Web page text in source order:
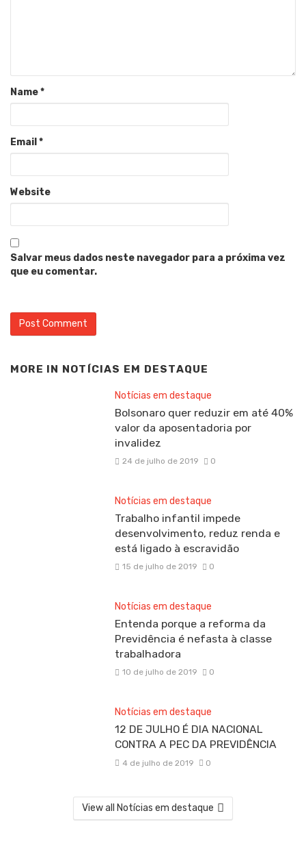
Name*
Email *
Website
Salvar meus dados neste navegador para a próxima vez
que eu comentar.
MORE IN NOTÍCIAS EM DESTAQUE
Notícias em destaque
Bolsonaro quer reduzir em até 40%
valor da aposentadoria por
invalidez
24 de julho de 2019 0
Notícias em destaque
Trabalho infantil impede
desenvolvimento, reduz renda e
está ligado à escravidão
15 de julho de 2019 0
Notícias em destaque
Entenda porque a reforma da
Previdência é nefasta à classe
trabalhadora
10 de julho de 2019 0
Notícias em destaque
12 DE JULHO É DIA NACIONAL
CONTRA A PEC DA PREVIDÊNCIA
4 de julho de 2019 0
View all Notícias em destaque